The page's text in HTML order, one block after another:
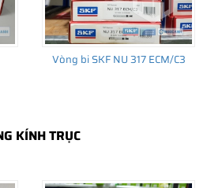
lưu ý cơ bản trước khi mua hàng
hãng ở đâu?
hãng Vòng bi SKF NU 317 ECM/C3
KÍNH TRỤC